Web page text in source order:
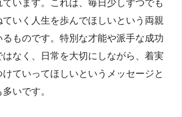
います。これは、毎日少しずつでも
ていく人生を歩んでほしいという両親
ものです。特別な才能や派手な成功
なく、日常を大切にしながら、着実
ていってほしいというメッセージと
いです。